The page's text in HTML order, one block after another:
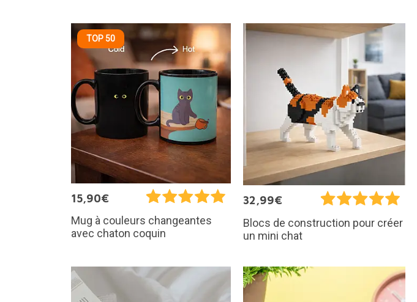
TOP 50
15,90€
Mug à couleurs changeantes
avec chaton coquin
32,99€
Blocs de construction pour créer
un mini chat